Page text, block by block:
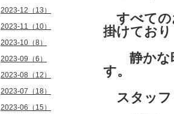
すべての
掛けてお
静かな時
す。
スタッフ
2023-12（13）
2023-11（10）
2023-10（8）
2023-09（6）
2023-08（12）
2023-07（18）
2023-06（15）